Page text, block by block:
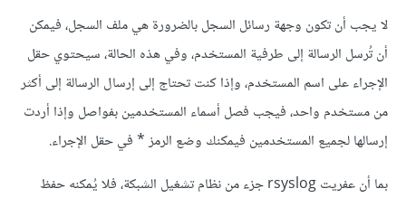
لا يجب أن تكون وجهة رسائل السجل بالضرورة هي ملف السجل، فيمكن
أن تُرسل الرسالة إلى طرفية المستخدم، وفي هذه الحالة، سيحتوي حقل
الإجراء على اسم المستخدم، وإذا كنت تحتاج إلى إرسال الرسالة إلى أكثر
من مستخدم واحد، فيجب فصل أسماء المستخدمين بفواصل وإذا أردت
إرسالها لجميع المستخدمين فيمكنك وضع الرمز * في حقل الإجراء.
بما أن عفريت rsyslog جزء من نظام تشغيل الشبكة، فلا يُمكنه حفظ